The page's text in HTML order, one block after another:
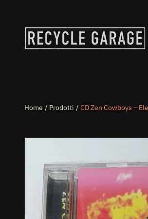
Home Prodotti CD Zen Cowboys –